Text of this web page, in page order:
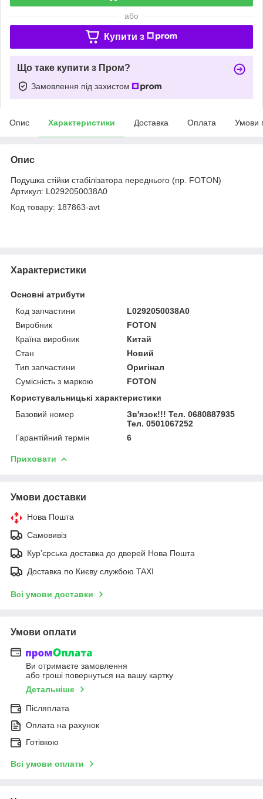
або
Купити з
Що таке купити з Пром?
Замовлення під захистом
Опис Характеристики Доставка Оплата Умови
Опис
Подушка стійки стабілізатора переднього (пр. FOTON)
Артикул: L0292050038A0
Код товару: 187863-avt
Характеристики
Основні атрибути
Код запчастини
L0292050038A0
Виробник
FOTON
Країна виробник
Китай
Стан
Новий
Тип запчастини
Оригінал
Сумісність з маркою
FOTON
Користувальницькі характеристики
Базовий номер
Зв'язок!!! Тел. 0680887935
Тел. 0501067252
Гарантійний термін
6
Приховати
Умови доставки
Нова Пошта
Самовивіз
Курʼєрська доставка до дверей Нова Пошта
Доставка по Києву службою TAXI
Всі умови доставки
Умови оплати
Ви отримаєте замовлення
або гроші повернуться на вашу картку
Детальніше
Післяплата
Оплата на рахунок
Готівкою
Всі умови оплати